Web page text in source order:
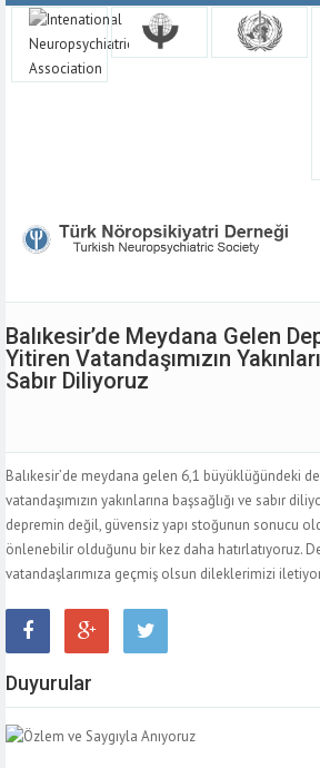
Balıkesir’de Meydana Gelen
Yitiren Vatandaşımızın
Sabır Diliyoruz
Balıkesir’de meydana gelen 6,1 büyüklüğündeki
vatandaşımızın yakınlarına başsağlığı ve sabır
depremin değil, güvensiz yapı stoğunun sonucu
önlenebilir olduğunu bir kez daha hatırlatıyoruz.
vatandaşlarımıza geçmiş olsun dileklerimizi
Duyurular